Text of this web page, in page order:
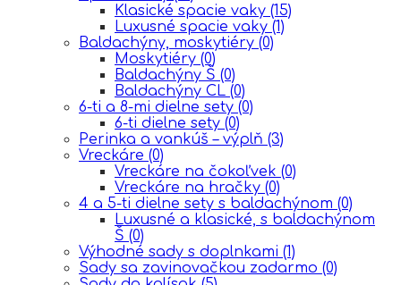
Klasické spacie vaky (15)
Luxusné spacie vaky (1)
Baldachýny, moskytiéry (0)
Moskytiéry (0)
Baldachýny Š (0)
Baldachýny CL (0)
6-ti a 8-mi dielne sety (0)
6-ti dielne sety (0)
Perinka a vankúš – výplň (3)
Vreckáre (0)
Vreckáre na čokoľvek (0)
Vreckáre na hračky (0)
4 a 5-ti dielne sety s baldachýnom (0)
Luxusné a klasické, s baldachýnom
Š (0)
Výhodné sady s doplnkami (1)
Sady sa zavinovačkou zadarmo (0)